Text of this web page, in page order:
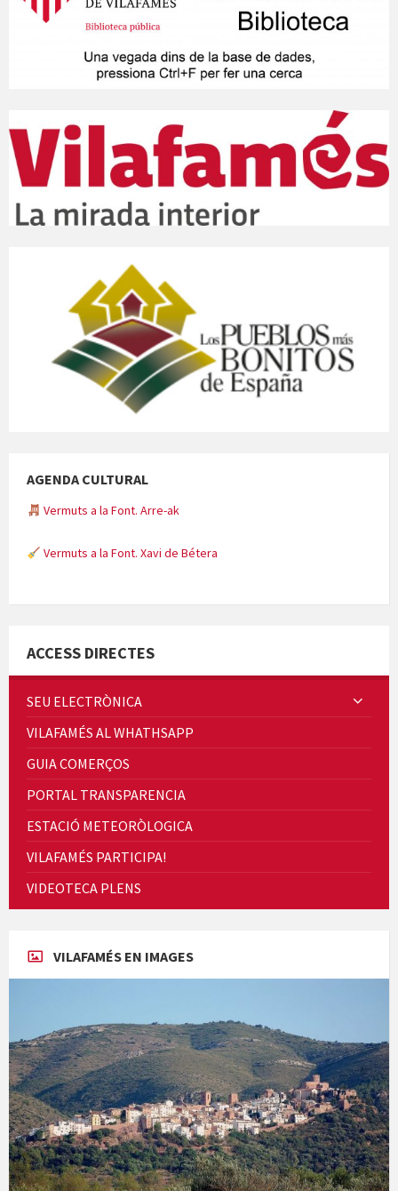
AGENDA CULTURAL
Vermuts a la Font. Arre-ak
Vermuts a la Font. Xavi de Bétera
Quintà Culroja
Cicle de Cine i Dones rurals
Concerts al Museu
ACCESS DIRECTES
SEU ELECTRÒNICA
VILAFAMÉS AL WHATHSAPP
GUIA COMERÇOS
PORTAL TRANSPARENCIA
ESTACIÓ METEORÒLOGICA
VILAFAMÉS PARTICIPA!
VIDEOTECA PLENS
VILAFAMÉS EN IMAGES